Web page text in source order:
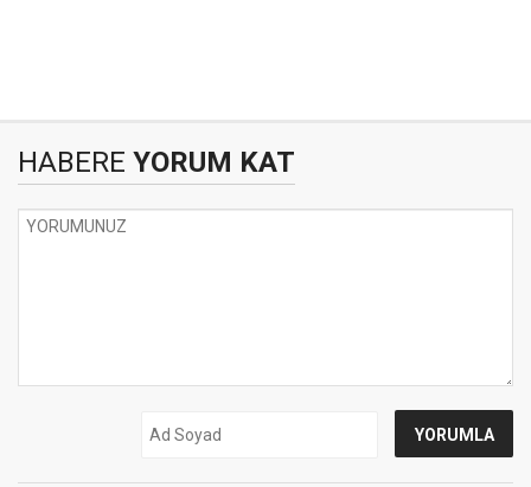
HABERE YORUM KAT